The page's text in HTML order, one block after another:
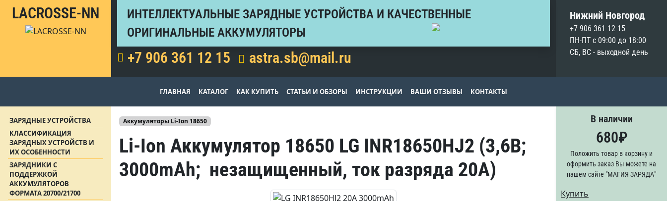
LACROSSE-NN
ИНТЕЛЛЕКТУАЛЬНЫЕ ЗАРЯДНЫЕ УСТРОЙСТВА И КАЧЕСТВЕННЫЕ
ОРИГИНАЛЬНЫЕ АККУМУЛЯТОРЫ
+7 906 361 12 15 astra.sb@mail.ru
Нижний Новгород
+7 906 361 12 15
ПН-ПТ с 09:00 до 18:00
СБ, ВС - выходной день
ГЛАВНАЯ КАТАЛОГ КАК КУПИТЬ СТАТЬИ И ОБЗОРЫ ИНСТРУКЦИИ ВАШИ ОТЗЫВЫ КОНТАКТЫ
ЗАРЯДНЫЕ УСТРОЙСТВА
КЛАССИФИКАЦИЯ
ЗАРЯДНЫХ УСТРОЙСТВ И
ИХ ОСОБЕННОСТИ
ЗАРЯДНИКИ С
ПОДДЕРЖКОЙ
АККУМУЛЯТОРОВ
ФОРМАТА 20700/21700
Аккумуляторы Li-Ion 18650
Li-Ion Аккумулятор 18650 LG INR18650HJ2 (3,6В;
3000mAh; незащищенный, ток разряда 20А)
В наличии
680₽
Положить товар в корзину и
оформить заказ Вы можете на
нашем сайте "МАГИЯ ЗАРЯДА"
Купить